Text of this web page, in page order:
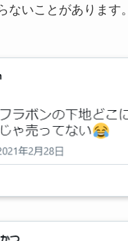
ないことがあります。